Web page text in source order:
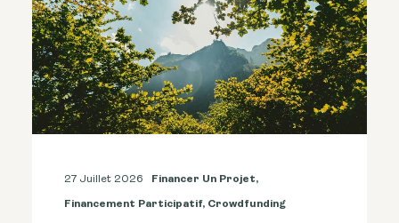
27 Juillet 2026 Financer Un Projet,
Financement Participatif, Crowdfunding